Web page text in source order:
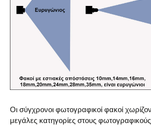
Οι σύγχρονοι φωτογραφικοί φακοί
μεγάλες κατηγορίες στους